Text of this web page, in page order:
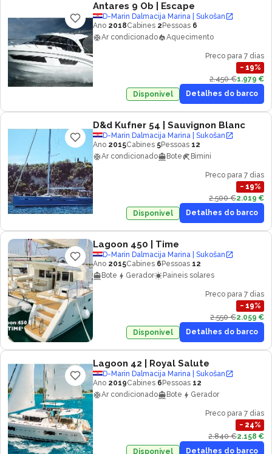
Antares 9 Ob | Escape
D-Marin Dalmacija Marina | Sukošan
Ano 2018Cabines 2 Pessoas 6
Ar condicionado
Aquecimento
Preco para 7 dias
− 19%
2.450 €1.979 €
Disponivel
Detalhes do barco
D&d Kufner 54 | Sauvignon Blanc
D-Marin Dalmacija Marina | Sukošan
Ano 2015Cabines 5Pessoas 12
Ar condicionado
Bote Bimini
Preco para 7 dias
− 19%
2.500 €2.019 €
Disponivel
Detalhes do barco
Lagoon 450 | Time
D-Marin Dalmacija Marina | Sukošan
Ano 2015Cabines 6 Pessoas 12
Bote
Gerador Paineis solares
Preco para 7 dias
− 19%
2.550 €2.059 €
Disponivel
Detalhes do barco
Lagoon 42 | Royal Salute
D-Marin Dalmacija Marina | Sukošan
Ano 2019Cabines 6 Pessoas 12
Ar condicionado
Bote Gerador
Preco para 7 dias
− 24%
2.840 €2.158 €
Disponivel
Detalhes do barco